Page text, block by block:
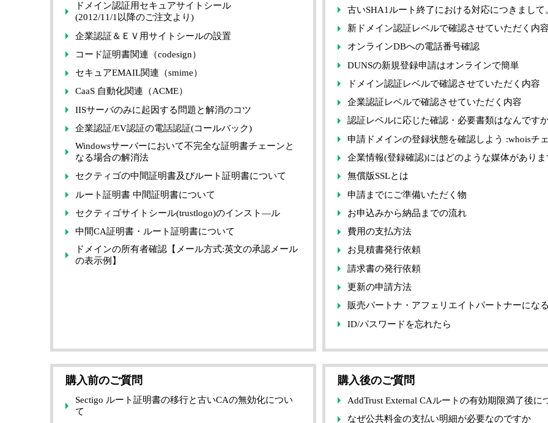
ドメイン認証用セキュアサイトシール
(2012/11/1以降のご注文より)
企業認証＆ＥＶ用サイトシールの設置
コード証明書関連（codesign）
セキュアEMAIL関連（smime）
CaaS 自動化関連（ACME）
IISサーバのみに起因する問題と解消のコツ
企業認証/EV認証の電話認証(コールバック)
Windowsサーバーにおいて不完全な証明書チェーンと
なる場合の解消法
セクティゴの中間証明書及びルート証明書について
ルート証明書 中間証明書について
セクティゴサイトシール(trustlogo)のインスト―ル
中間CA証明書・ルート証明書について
ドメインの所有者確認【メール方式:英文の承認メール
の表示例】
古いSHA1ルート終了における対応につきまして
新ドメイン認証レベルで確認させていただく内容
オンラインDBへの電話番号確認
DUNSの新規登録申請はオンラインで簡単
ドメイン認証レベルで確認させていただく内容
企業認証レベルで確認させていただく内容
認証レベルに応じた確認・必要書類はなんです
申請ドメインの登録状態を確認しよう :whoisチ
企業情報(登録確認)にはどのような媒体がありま
無償版SSLとは
申請までにご準備いただく物
お申込みから納品までの流れ
費用の支払方法
お見積書発行依頼
請求書の発行依頼
更新の申請方法
販売パートナ・アフェリエイトパートナーになる
ID/パスワードを忘れたら
購入前のご質問
Sectigo ルート証明書の移行と古いCAの無効化につい
て
購入後のご質問
AddTrust External CAルートの有効期限満了後に
なぜ公共料金の支払い明細が必要なのですか